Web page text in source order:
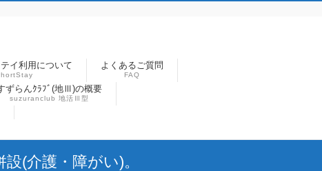
イ利用について よくあるご質問
FAQ
ずらんｸﾗﾌﾞ(地Ⅲ)の概要
suzuranclub 地活Ⅲ型
(介護・障がい)。